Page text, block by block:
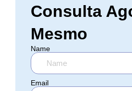
Consulta
Mesmo
Name
Email